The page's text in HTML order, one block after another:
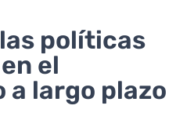
políticas
el
largo plazo